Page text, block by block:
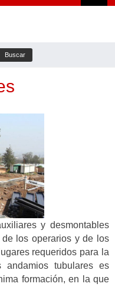
y desmontables
los operarios y de los
requeridos para la
tubulares es
formación, en la que